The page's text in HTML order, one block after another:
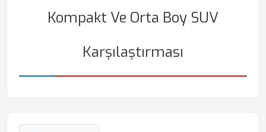
Kompakt Ve Orta Boy SUV
Karşılaştırması